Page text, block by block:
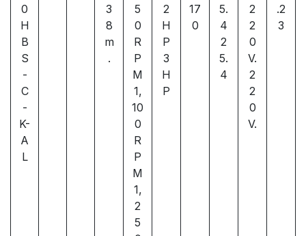
0
H
B
S
-
C
-
K-
A
L
3
8
m
.
5
0
R
P
M
1,
10
0
R
P
M
1,
2
5
2
H
P
3
H
P
17
0
5.
4
2
5.
4
2
2
0
V.
2
2
0
V.
.2
3